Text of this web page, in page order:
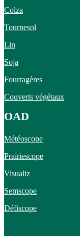
Colza
Tournesol
Lin
Soja
Fourragères
Couverts végétaux
OAD
Météoscope
Prairiescope
Visualiz
Semscope
Défiscope